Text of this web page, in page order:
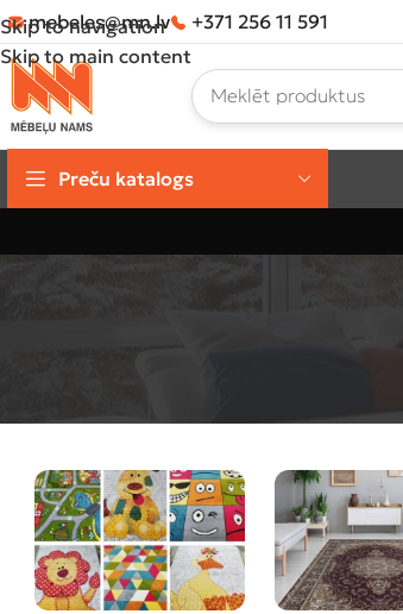
Skip to navigation
Skip to main content
mebeles@mn.lv +371 256 11 591
Preču katalogs